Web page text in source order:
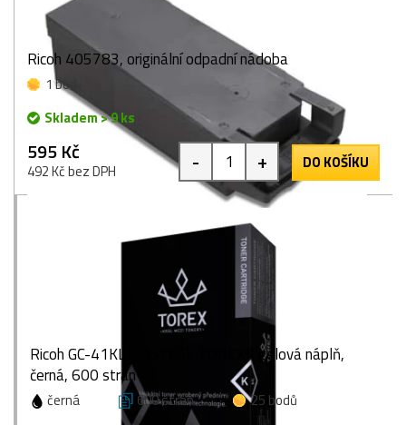
Ricoh 405783, originální odpadní nádoba
1 bod
Skladem > 9 ks
595 Kč
492 Kč bez DPH - + DO KOŠÍKU
Ricoh GC-41KL (405765), TOREX® gelová náplň,
černá, 600 stran
černá 600 stran
25 bodů